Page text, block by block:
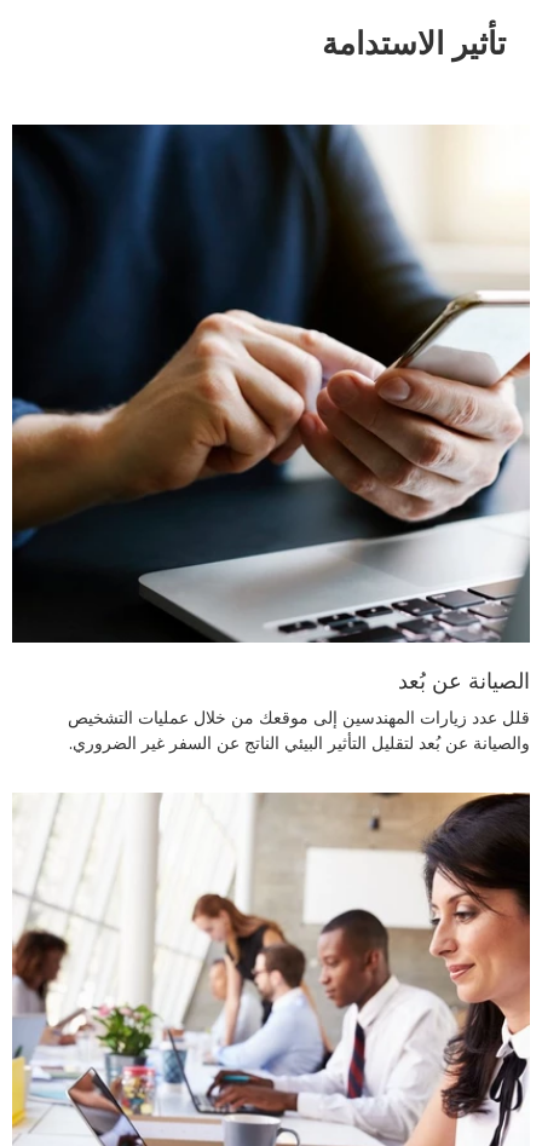
تأثير الاستدامة
الصيانة عن بُعد
قلل عدد زيارات المهندسين إلى موقعك من خلال عمليات التشخيص
والصيانة عن بُعد لتقليل التأثير البيئي الناتج عن السفر غير الضروري.